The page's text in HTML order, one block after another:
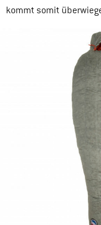
kommt somit